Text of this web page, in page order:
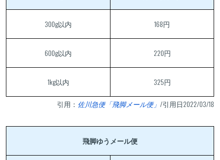
300g以内 168円
600g以内 220円
1kg以内 325円
引用： 佐川急便「飛脚メール便」 /引用日2022/03/18
飛脚ゆうメール便